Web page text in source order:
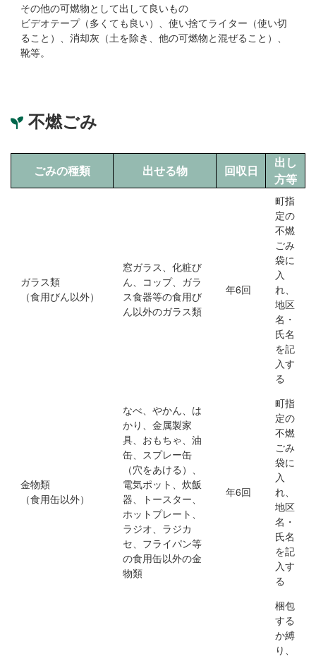
その他の可燃物として出して良いもの
ビデオテープ（多くても良い）、使い捨てライター（使い切
ること）、消却灰（土を除き、他の可燃物と混ぜること）、
靴等。
不燃ごみ
ごみの種類 出せる物 回収日
出し
方等
ガラス類
（食用びん以外）
窓ガラス、化粧び
ん、コップ、ガラ
ス食器等の食用び
ん以外のガラス類
年6回
町指
定の
不燃
ごみ
袋に
入
れ、
地区
名・
氏名
を記
入す
る
金物類
（食用缶以外）
なべ、やかん、は
かり、金属製家
具、おもちゃ、油
缶、スプレー缶
（穴をあける）、
電気ポット、炊飯
器、トースター、
ホットプレート、
ラジオ、ラジカ
セ、フライパン等
の食用缶以外の金
物類
年6回
町指
定の
不燃
ごみ
袋に
入
れ、
地区
名・
氏名
を記
入す
る
梱包
する
か縛
り、